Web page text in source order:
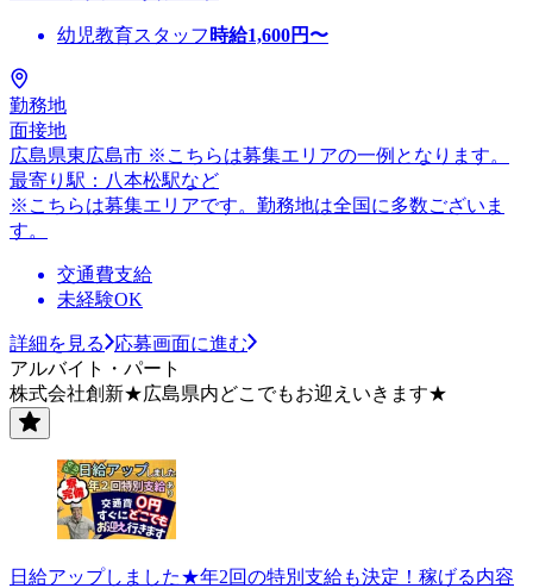
幼児教育スタッフ 時給1,600円〜
勤務地
面接地
広島県東広島市 ※こちらは募集エリアの一例となります。
最寄り駅：八本松駅など
※こちらは募集エリアです。勤務地は全国に多数ございま
す。
交通費支給
未経験OK
詳細を見る
応募画面に進む
アルバイト・パート
株式会社創新★広島県内どこでもお迎えいきます★
日給アップしました★年2回の特別支給も決定！稼げる内容